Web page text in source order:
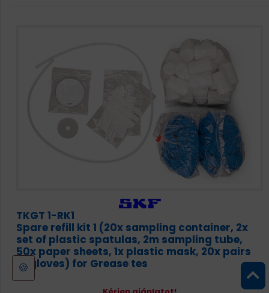
🍪
TKGT 1-RK1
Spare refill kit 1 (20x sampling container, 2x
set of plastic spatulas, 2m sampling tube,
50x paper sheets, 1x plastic mask, 20x pairs
of gloves) for Grease tes